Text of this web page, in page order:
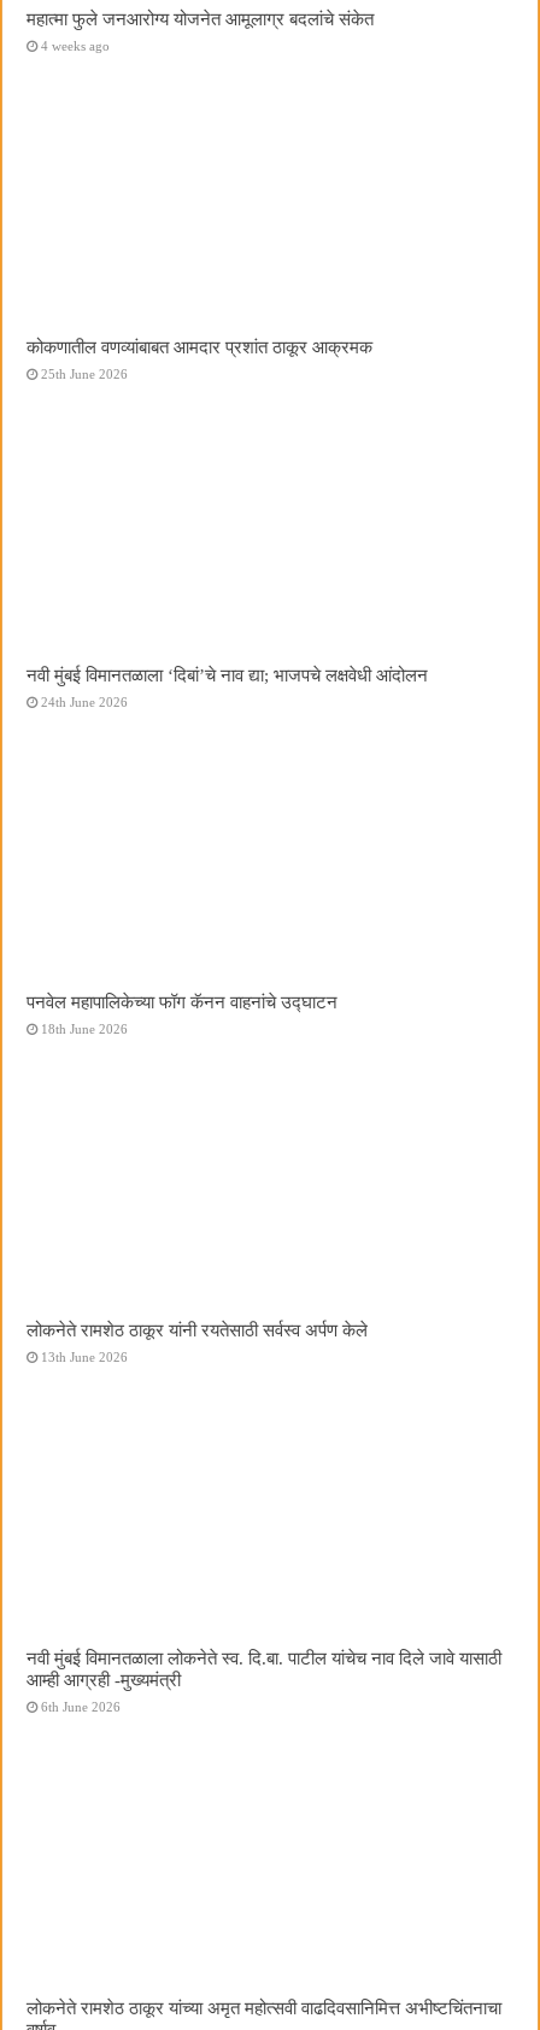
महात्मा फुले जनआरोग्य योजनेत आमूलाग्र बदलांचे संकेत
4 weeks ago
कोकणातील वणव्यांबाबत आमदार प्रशांत ठाकूर आक्रमक
25th June 2026
नवी मुंबई विमानतळाला ‌‘दिबां‌’चे नाव द्या; भाजपचे लक्षवेधी आंदोलन
24th June 2026
पनवेल महापालिकेच्या फॉग कॅनन वाहनांचे उद्घाटन
18th June 2026
लोकनेते रामशेठ ठाकूर यांनी रयतेसाठी सर्वस्व अर्पण केले
13th June 2026
नवी मुंबई विमानतळाला लोकनेते स्व. दि.बा. पाटील यांचेच नाव दिले जावे यासाठी
आम्ही आग्रही -मुख्यमंत्री
6th June 2026
लोकनेते रामशेठ ठाकूर यांच्या अमृत महोत्सवी वाढदिवसानिमित्त अभीष्टचिंतनाचा